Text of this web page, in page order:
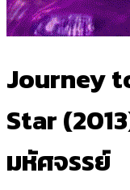
Journey
Star
มหัศจรรย์